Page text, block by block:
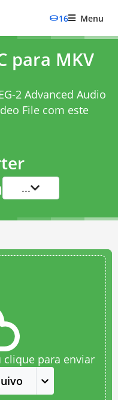
16 Menu
para MKV
2 Advanced Audio
File com este
...
clique para enviar